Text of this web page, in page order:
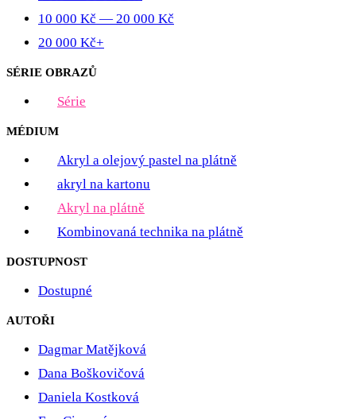
10 000 Kč — 20 000 Kč
20 000 Kč+
SÉRIE OBRAZŮ
Série
MÉDIUM
Akryl a olejový pastel na plátně
akryl na kartonu
Akryl na plátně
Kombinovaná technika na plátně
DOSTUPNOST
Dostupné
AUTOŘI
Dagmar Matějková
Dana Boškovičová
Daniela Kostková